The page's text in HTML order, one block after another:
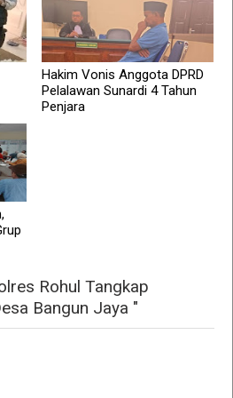
Hakim Vonis Anggota DPRD
Pelalawan Sunardi 4 Tahun
Penjara
Rohul Tangkap
Bangun Jaya "